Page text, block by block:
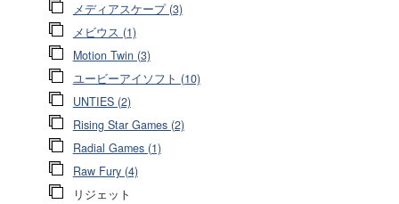
メディアスケープ (3)
メビウス (1)
Motion Twin (3)
ユービーアイソフト (10)
UNTIES (2)
Rising Star Games (2)
Radial Games (1)
Raw Fury (4)
リジェット